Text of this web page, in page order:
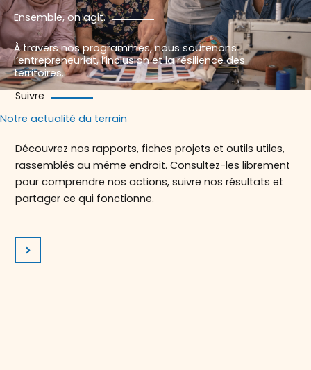
Ensemble, on agit.
À travers nos programmes, nous soutenons
l’entrepreneuriat, l’inclusion et la résilience des
territoires.
Suivre
Notre actualité du terrain
Découvrez nos rapports, fiches projets et outils utiles,
rassemblés au même endroit. Consultez-les librement
pour comprendre nos actions, suivre nos résultats et
partager ce qui fonctionne.